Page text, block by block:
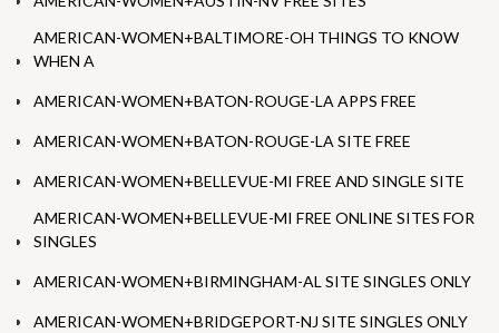
AMERICAN-WOMEN+BALTIMORE-OH THINGS TO KNOW
WHEN A
AMERICAN-WOMEN+BATON-ROUGE-LA APPS FREE
AMERICAN-WOMEN+BATON-ROUGE-LA SITE FREE
AMERICAN-WOMEN+BELLEVUE-MI FREE AND SINGLE SITE
AMERICAN-WOMEN+BELLEVUE-MI FREE ONLINE SITES FOR
SINGLES
AMERICAN-WOMEN+BIRMINGHAM-AL SITE SINGLES ONLY
AMERICAN-WOMEN+BRIDGEPORT-NJ SITE SINGLES ONLY